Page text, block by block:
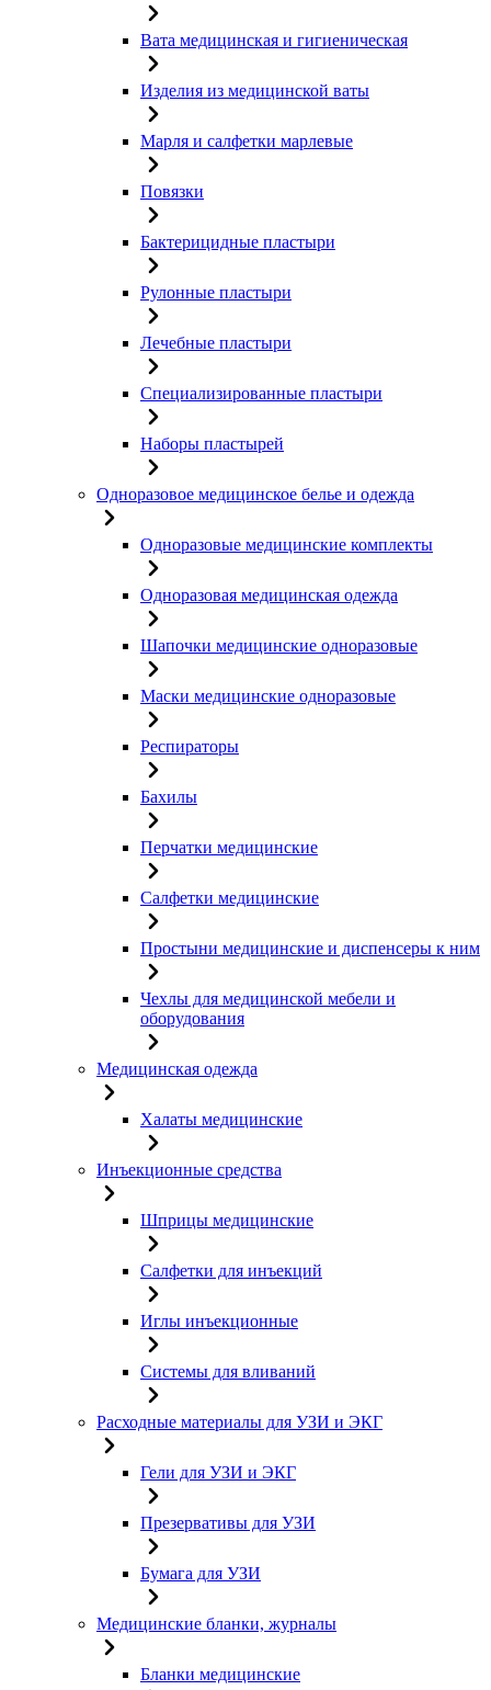
Вата медицинская и гигиеническая
Изделия из медицинской ваты
Марля и салфетки марлевые
Повязки
Бактерицидные пластыри
Рулонные пластыри
Лечебные пластыри
Специализированные пластыри
Наборы пластырей
Одноразовое медицинское белье и одежда
Одноразовые медицинские комплекты
Одноразовая медицинская одежда
Шапочки медицинские одноразовые
Маски медицинские одноразовые
Респираторы
Бахилы
Перчатки медицинские
Салфетки медицинские
Простыни медицинские и диспенсеры к ним
Чехлы для медицинской мебели и
оборудования
Медицинская одежда
Халаты медицинские
Инъекционные средства
Шприцы медицинские
Салфетки для инъекций
Иглы инъекционные
Системы для вливаний
Расходные материалы для УЗИ и ЭКГ
Гели для УЗИ и ЭКГ
Презервативы для УЗИ
Бумага для УЗИ
Медицинские бланки, журналы
Бланки медицинские